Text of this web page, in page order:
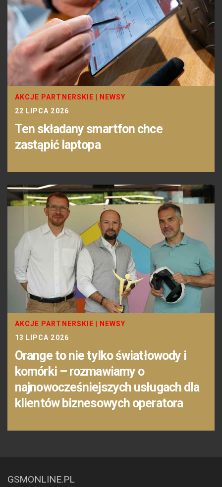
AKCJE PARTNERSKIE
NEWSY
22 LIPCA 2026
Ten składany smartfon chce
zastąpić laptopa
AKCJE PARTNERSKIE
NEWSY
13 LIPCA 2026
Orange to nie tylko światłowody i
komórki – rozmawiamy o
najnowocześniejszych usługach dla
klientów biznesowych operatora
GSMONLINE.PL